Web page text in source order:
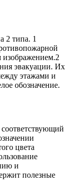
2 типа. 1
эвакуации. Их
этажами и
обозначение.
цвета
и
полезные